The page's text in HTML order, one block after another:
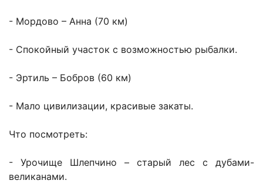
- Мордово – Анна (70 км)
- Спокойный участок с возможностью рыбалки.
- Эртиль – Бобров (60 км)
- Мало цивилизации, красивые закаты.
Что посмотреть:
- Урочище Шлепчино – старый лес с дубами-
великанами.